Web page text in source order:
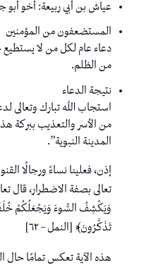
عياش بن أبي ربيعة: أخو أبو
المستضعفون من المؤمنين
دعاء عام لكل من لا يستطيع
من الظلم.
نتيجة الدعاء
استجاب الله تبارك وتعالى
من الأسر والتعذيب ببركة
المدينة النبوية”.
إذن، فعلينا نساءً ورجالًا
تعالى بصفة الاضطرار، قال
وَيَكْشِفُ السُّوءَ وَيَجْعَلُكُمْ
تَذَكَّرُونَ﴾ [النمل – ٦٢]
هذه الآية تعكس تمامًا حال